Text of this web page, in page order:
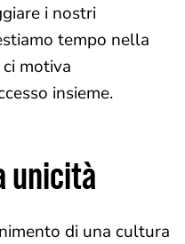
i nostri
tempo nella
motiva
insieme.
unicità
di una cultura